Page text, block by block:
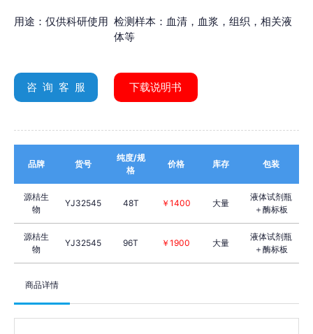
用途：仅供科研使用 检测样本：血清，血浆，组织，相关液
体等
咨 询 客 服 下载说明书
品牌 货号
纯度/规
格
价格 库存 包装
源桔生
物
YJ32545 48T ￥1400 大量
液体试剂瓶
＋酶标板
源桔生
物
YJ32545 96T ￥1900 大量
液体试剂瓶
＋酶标板
商品详情